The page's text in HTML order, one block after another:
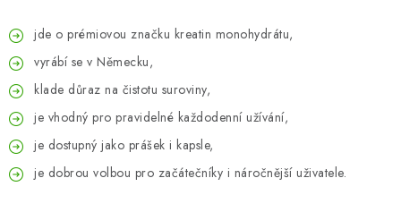
jde o prémiovou značku kreatin monohydrátu,
vyrábí se v Německu,
klade důraz na čistotu suroviny,
je vhodný pro pravidelné každodenní užívání,
je dostupný jako prášek i kapsle,
je dobrou volbou pro začátečníky i náročnější uživatele.